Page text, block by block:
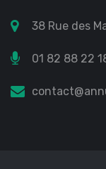
38 Rue des
01 82 88 22